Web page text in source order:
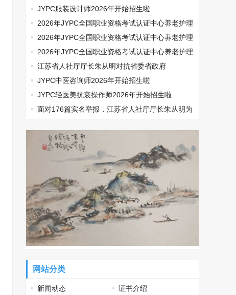
JYPC服装设计师2026年开始招生啦
2026年JYPC全国职业资格考试认证中心养老护理
师开始报名啦
2026年JYPC全国职业资格考试认证中心养老护理
师开始报名啦
2026年JYPC全国职业资格考试认证中心养老护理
师开始报名啦
江苏省人社厅厅长朱从明对抗省委省政府
JYPC中医咨询师2026年开始招生啦
JYPC轻医美抗衰操作师2026年开始招生啦
面对176篇实名举报，江苏省人社厅厅长朱从明为
网站分类
新闻动态
证书介绍